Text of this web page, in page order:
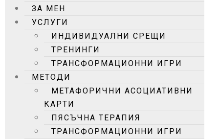
ЗА МЕН
УСЛУГИ
ИНДИВИДУАЛНИ СРЕЩИ
ТРЕНИНГИ
ТРАНСФОРМАЦИОННИ ИГРИ
МЕТОДИ
МЕТАФОРИЧНИ АСОЦИАТИВНИ
КАРТИ
ПЯСЪЧНА ТЕРАПИЯ
ТРАНСФОРМАЦИОННИ ИГРИ